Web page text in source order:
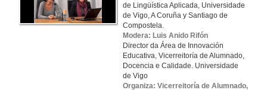
de Lingüística Aplicada, Universidade
de Vigo, A Coruña y Santiago de
Compostela.
Modera: Luis Anido Rifón
Director da Área de Innovación
Educativa, Vicerreitoría de Alumnado,
Docencia e Calidade. Universidade
de Vigo
Organiza: Vicerreitoría de Alumnado,